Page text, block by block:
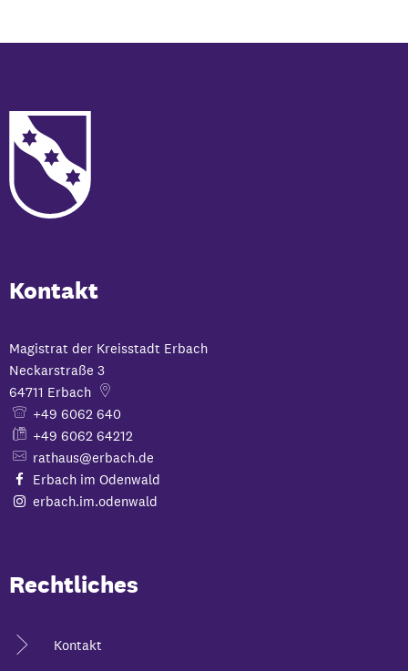
Kontakt
Magistrat der Kreisstadt Erbach
Neckarstraße 3
64711 Erbach
+49 6062 640
+49 6062 64212
rathaus@erbach.de
Erbach im Odenwald
erbach.im.odenwald
Rechtliches
Kontakt